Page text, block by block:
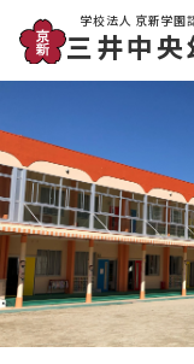
学校法人 京新学園
三井中央